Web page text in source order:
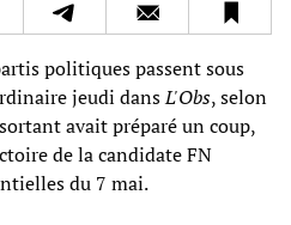
politiques passent sous
jeudi dansL'Obs, selon
avait préparé un coup,
de la candidate FN
du 7 mai.